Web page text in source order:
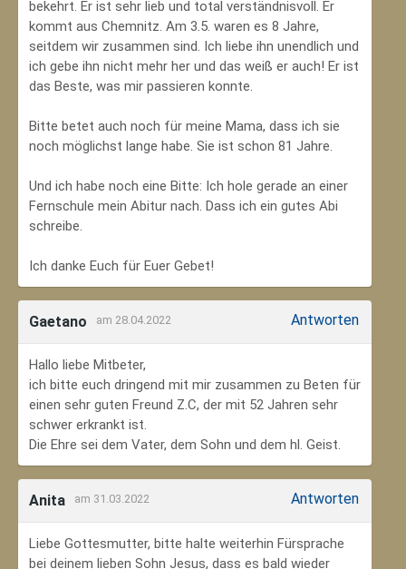
bekehrt. Er ist sehr lieb und total verständnisvoll. Er
kommt aus Chemnitz. Am 3.5. waren es 8 Jahre,
seitdem wir zusammen sind. Ich liebe ihn unendlich und
ich gebe ihn nicht mehr her und das weiß er auch! Er ist
das Beste, was mir passieren konnte.
Bitte betet auch noch für meine Mama, dass ich sie
noch möglichst lange habe. Sie ist schon 81 Jahre.
Und ich habe noch eine Bitte: Ich hole gerade an einer
Fernschule mein Abitur nach. Dass ich ein gutes Abi
schreibe.
Ich danke Euch für Euer Gebet!
Gaetano am 28.04.2022 Antworten
Hallo liebe Mitbeter,
ich bitte euch dringend mit mir zusammen zu Beten für
einen sehr guten Freund Z.C, der mit 52 Jahren sehr
schwer erkrankt ist.
Die Ehre sei dem Vater, dem Sohn und dem hl. Geist.
Anita am 31.03.2022 Antworten
Liebe Gottesmutter, bitte halte weiterhin Fürsprache
bei deinem lieben Sohn Jesus, dass es bald wieder